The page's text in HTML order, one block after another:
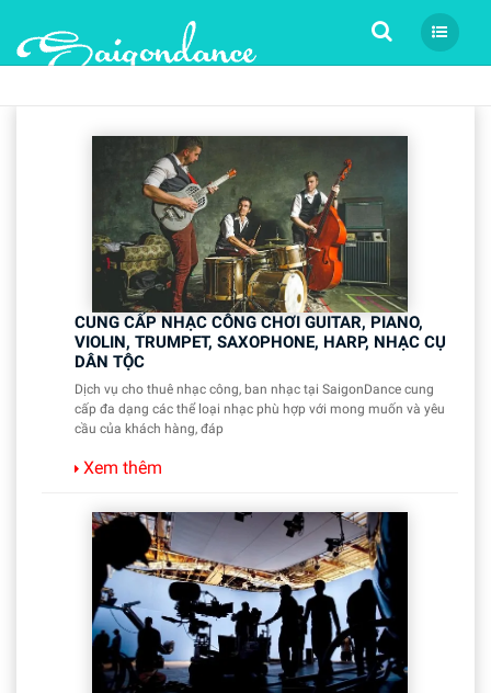
Tìm kiếm
CUNG CẤP NHẠC CÔNG CHƠI GUITAR, PIANO,
VIOLIN, TRUMPET, SAXOPHONE, HARP, NHẠC CỤ
DÂN TỘC
Dịch vụ cho thuê nhạc công, ban nhạc tại SaigonDance cung
cấp đa dạng các thể loại nhạc phù hợp với mong muốn và yêu
cầu của khách hàng, đáp
Xem thêm